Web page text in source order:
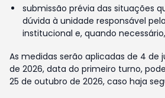
submissão prévia das situações
dúvida à unidade responsável
institucional e, quando
As medidas serão aplicadas de 4 de
de 2026, data do primeiro turno,
25 de outubro de 2026, caso haja